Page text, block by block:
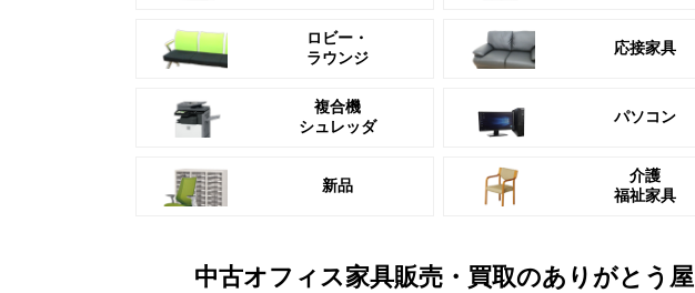
ロビー・
ラウンジ
応接家具
複合機
シュレッダ
パソコン
新品
介護
福祉家具
中古オフィス家具販売・買取のありがとう屋